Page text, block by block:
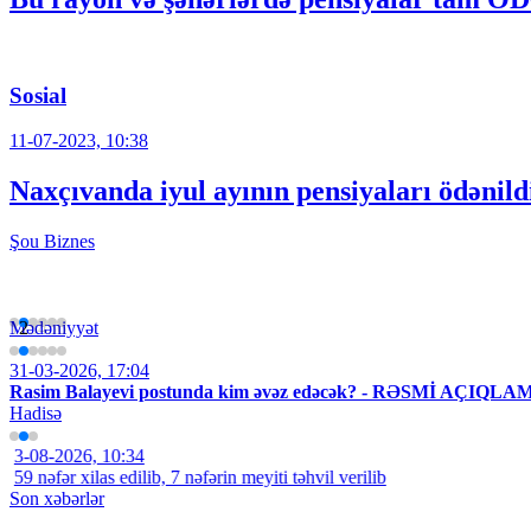
Sosial
11-07-2023, 10:38
Naxçıvanda iyul ayının pensiyaları
Şou Biznes
123456
Mədəniyyət
31-03-2026, 17:04
Rasim Balayevi postunda kim əvəz edəcək? - RƏSMİ
Hadisə
3-08-2026, 10:34
59 nəfər xilas edilib, 7 nəfərin meyiti təhvil verilib
Son xəbərlər